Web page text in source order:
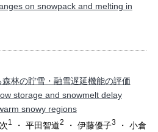
on snowpack and melting in
林の貯雪・融雪遅延機能の評価
storage and snowmelt delay
snowy regions
1 ・ 平田智道2 ・ 伊藤優子3・ 小倉